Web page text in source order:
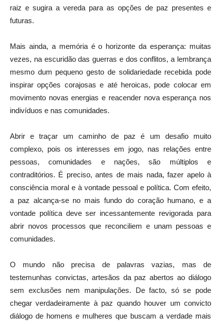
raiz e sugira a vereda para as opções de paz presentes e
futuras.
Mais ainda, a memória é o horizonte da esperança: muitas
vezes, na escuridão das guerras e dos conflitos, a lembrança
mesmo dum pequeno gesto de solidariedade recebida pode
inspirar opções corajosas e até heroicas, pode colocar em
movimento novas energias e reacender nova esperança nos
indivíduos e nas comunidades.
Abrir e traçar um caminho de paz é um desafio muito
complexo, pois os interesses em jogo, nas relações entre
pessoas, comunidades e nações, são múltiplos e
contraditórios. É preciso, antes de mais nada, fazer apelo à
consciência moral e à vontade pessoal e política. Com efeito,
a paz alcança-se no mais fundo do coração humano, e a
vontade política deve ser incessantemente revigorada para
abrir novos processos que reconciliem e unam pessoas e
comunidades.
O mundo não precisa de palavras vazias, mas de
testemunhas convictas, artesãos da paz abertos ao diálogo
sem exclusões nem manipulações. De facto, só se pode
chegar verdadeiramente à paz quando houver um convicto
diálogo de homens e mulheres que buscam a verdade mais